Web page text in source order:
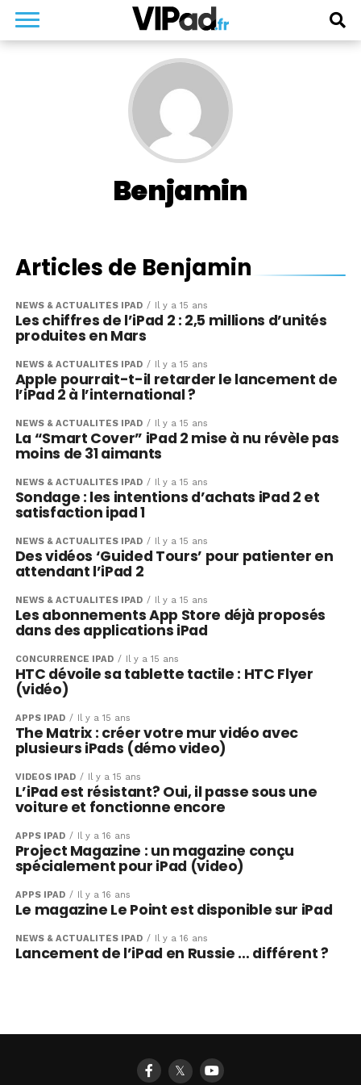
Benjamin
Articles de Benjamin
NEWS & ACTUALITÉS IPAD Il y a 15 ans
Les chiffres de l’iPad 2 : 2,5 millions d’unités
produites en Mars
NEWS & ACTUALITÉS IPAD Il y a 15 ans
Apple pourrait-t-il retarder le lancement de
l’iPad 2 à l’international ?
NEWS & ACTUALITÉS IPAD Il y a 15 ans
La “Smart Cover” iPad 2 mise à nu révèle pas
moins de 31 aimants
NEWS & ACTUALITÉS IPAD Il y a 15 ans
Sondage : les intentions d’achats iPad 2 et
satisfaction ipad 1
NEWS & ACTUALITÉS IPAD Il y a 15 ans
Des vidéos ‘Guided Tours’ pour patienter en
attendant l’iPad 2
NEWS & ACTUALITÉS IPAD Il y a 15 ans
Les abonnements App Store déjà proposés
dans des applications iPad
CONCURRENCE IPAD Il y a 15 ans
HTC dévoile sa tablette tactile : HTC Flyer
(vidéo)
APPS IPAD Il y a 15 ans
The Matrix : créer votre mur vidéo avec
plusieurs iPads (démo video)
VIDÉOS IPAD Il y a 15 ans
L’iPad est résistant? Oui, il passe sous une
voiture et fonctionne encore
APPS IPAD Il y a 16 ans
Project Magazine : un magazine conçu
spécialement pour iPad (video)
APPS IPAD Il y a 16 ans
Le magazine Le Point est disponible sur iPad
NEWS & ACTUALITÉS IPAD Il y a 16 ans
Lancement de l’iPad en Russie … différent ?
𝕏